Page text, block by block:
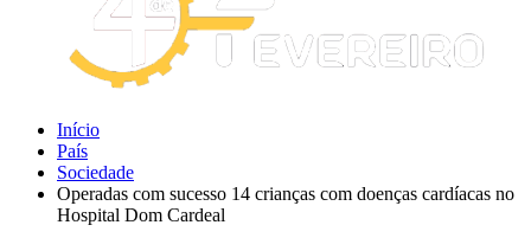
Início
País
Sociedade
Operadas com sucesso 14 crianças com doenças cardíacas no
Hospital Dom Cardeal